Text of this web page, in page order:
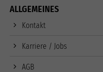
ALLGEMEINES
Kontakt
Karriere / Jobs
AGB